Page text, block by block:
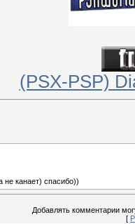
(PSX-PSP)
не канает) спасибо))
Добавлять комментарии
[